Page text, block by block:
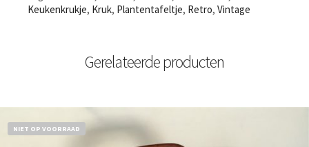
Keukenkrukje, Kruk, Plantentafeltje, Retro, Vintage
Gerelateerde producten
NIET OP VOORRAAD